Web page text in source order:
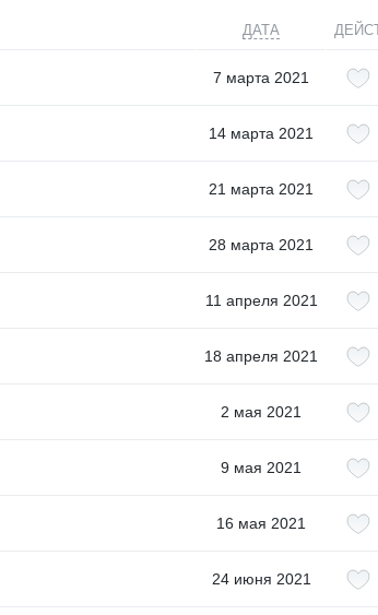
ДАТА
7 марта 2021
14 марта 2021
21 марта 2021
28 марта 2021
11 апреля 2021
18 апреля 2021
2 мая 2021
9 мая 2021
16 мая 2021
24 июня 2021